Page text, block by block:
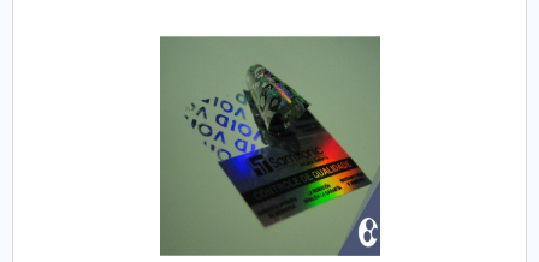
melhores fabricantes. A Etiquetas Camp Label, por exemplo,
atua com foco total nas necessidades de cada cliente,
assegurando uma grande variedade de insumos e
suprimentos para impressoras. Desenvolvida em filme
biorientado de polipropileno, as etiquetas BOPP são
encontradas nas especificações técnicas brilhante ou fosca,
variando de acordo com o desejado pelo cliente. Compatível
com a maioria das impressoras que utilizam a tecnologia de